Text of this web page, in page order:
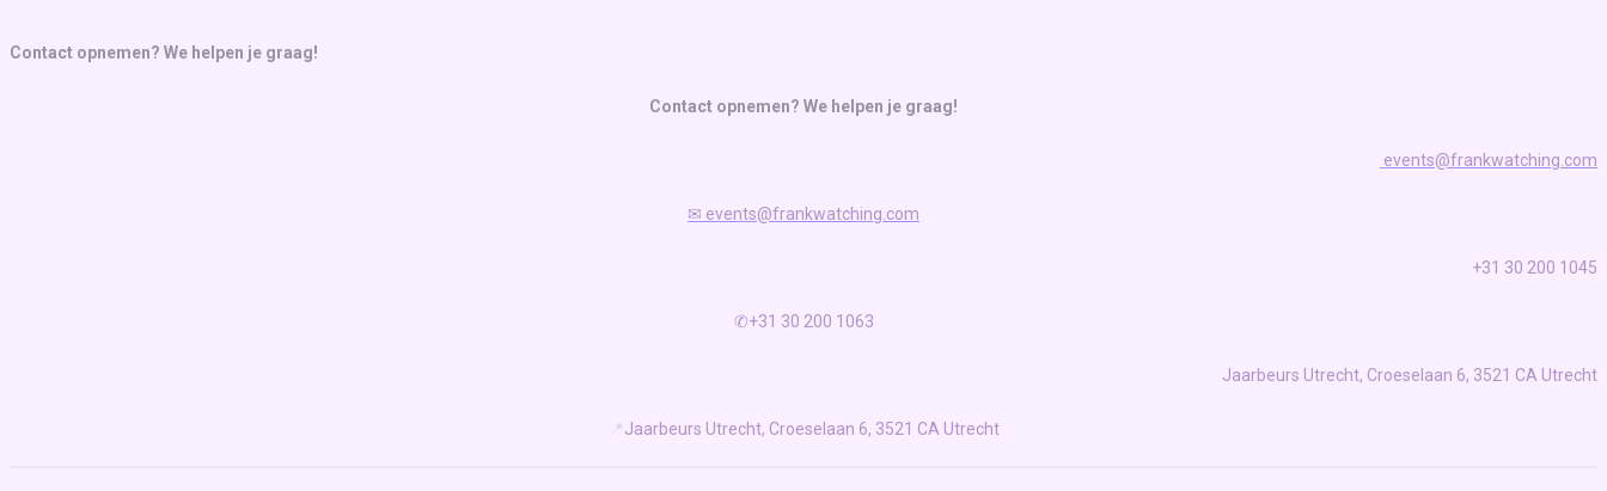
Contact opnemen? We helpen je graag!
Contact opnemen? We helpen je graag!
events@frankwatching.com
✉ events@frankwatching.com
+31 30 200 1045
✆+31 30 200 1063
Jaarbeurs Utrecht, Croeselaan 6, 3521 CA Utrecht
📍Jaarbeurs Utrecht, Croeselaan 6, 3521 CA Utrecht